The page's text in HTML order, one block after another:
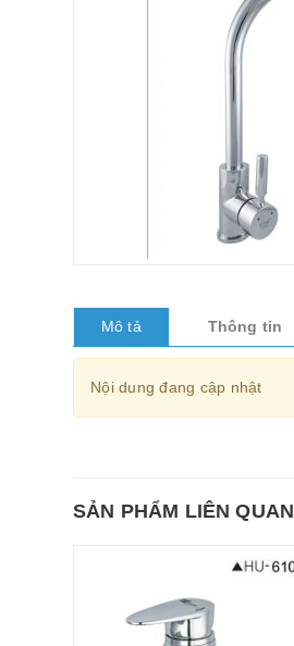
Mô tả Thông tin
Nội dung đang cập nhật
SẢN PHẨM LIÊN QUAN